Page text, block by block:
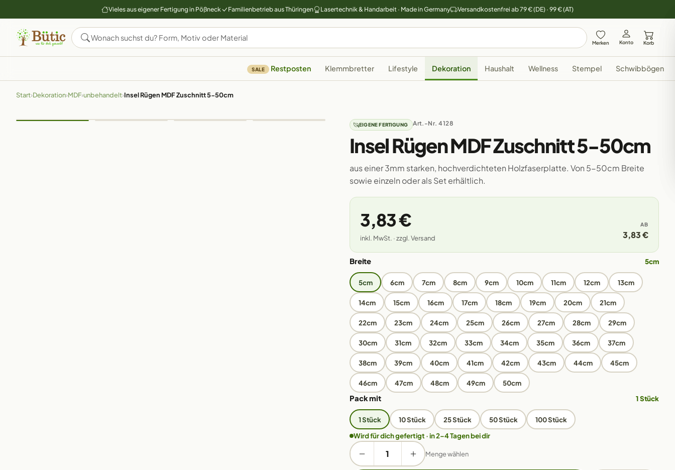
Vieles aus eigener Fertigung in Pößneck Familienbetrieb aus Thüringen Lasertechnik & Handarbeit · Made in Germany Versandkostenfrei ab 79 € (DE) · 99 € (AT)
Merken Konto Korb
SALE Restposten Klemmbretter Lifestyle Dekoration Haushalt Wellness Stempel Schwibbögen
Start›Dekoration›MDF›unbehandelt›Insel Rügen MDF Zuschnitt 5-50cm
EIGENE FERTIGUNG Art.-Nr. 4128
Insel Rügen MDF Zuschnitt 5-50cm
aus einer 3mm starken, hochverdichteten Holzfaserplatte. Von 5-50cm Breite
sowie einzeln oder als Set erhältlich.
3,83 €
inkl. MwSt. · zzgl. Versand
AB
3,83 €
Breite 5cm
5cm 6cm 7cm 8cm 9cm 10cm 11cm 12cm 13cm
14cm 15cm 16cm 17cm 18cm 19cm 20cm 21cm
22cm 23cm 24cm 25cm 26cm 27cm 28cm 29cm
30cm 31cm 32cm 33cm 34cm 35cm 36cm 37cm
38cm 39cm 40cm 41cm 42cm 43cm 44cm 45cm
46cm 47cm 48cm 49cm 50cm
Pack mit 1 Stück
1 Stück 10 Stück 25 Stück 50 Stück
100 Stück
Wird für dich gefertigt · in 2–4 Tagen bei dir
Menge wählen